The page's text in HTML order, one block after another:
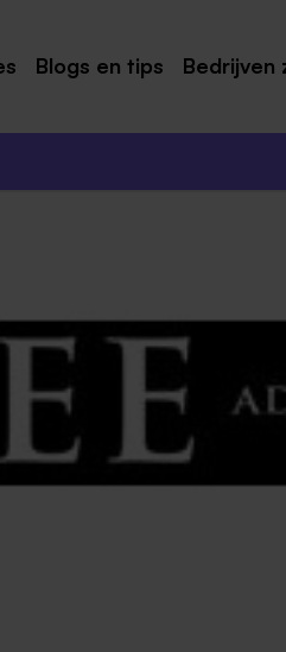
Limburg
Blogs en tips Bedrijven